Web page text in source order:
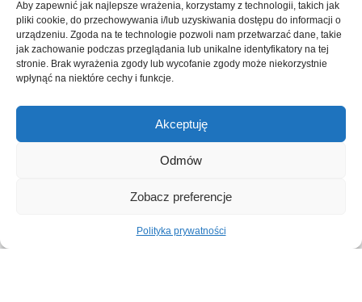
Aby zapewnić jak najlepsze wrażenia, korzystamy z technologii, takich jak
pliki cookie, do przechowywania i/lub uzyskiwania dostępu do informacji o
urządzeniu. Zgoda na te technologie pozwoli nam przetwarzać dane, takie
jak zachowanie podczas przeglądania lub unikalne identyfikatory na tej
stronie. Brak wyrażenia zgody lub wycofanie zgody może niekorzystnie
wpłynąć na niektóre cechy i funkcje.
Akceptuję
Odmów
Zobacz preferencje
Polityka prywatności
Reumatologia
Urologia